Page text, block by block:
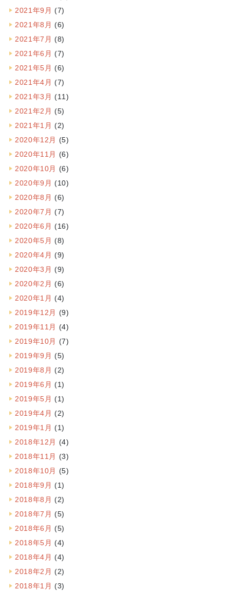
2021年9月 (7)
2021年8月 (6)
2021年7月 (8)
2021年6月 (7)
2021年5月 (6)
2021年4月 (7)
2021年3月 (11)
2021年2月 (5)
2021年1月 (2)
2020年12月 (5)
2020年11月 (6)
2020年10月 (6)
2020年9月 (10)
2020年8月 (6)
2020年7月 (7)
2020年6月 (16)
2020年5月 (8)
2020年4月 (9)
2020年3月 (9)
2020年2月 (6)
2020年1月 (4)
2019年12月 (9)
2019年11月 (4)
2019年10月 (7)
2019年9月 (5)
2019年8月 (2)
2019年6月 (1)
2019年5月 (1)
2019年4月 (2)
2019年1月 (1)
2018年12月 (4)
2018年11月 (3)
2018年10月 (5)
2018年9月 (1)
2018年8月 (2)
2018年7月 (5)
2018年6月 (5)
2018年5月 (4)
2018年4月 (4)
2018年2月 (2)
2018年1月 (3)